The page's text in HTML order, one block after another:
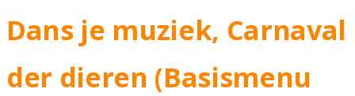
Dans je muziek, Carnaval
der dieren (Basismenu